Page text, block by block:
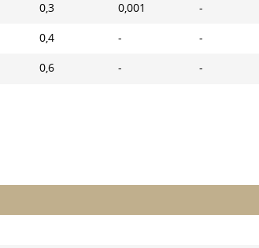
0,3 0,001 -
0,4 - -
0,6 - -